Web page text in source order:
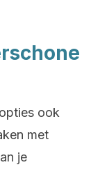
ook
met
je